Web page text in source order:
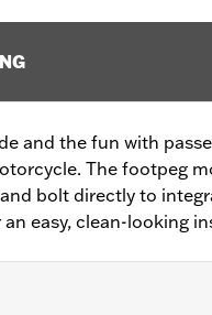
and the fun with
The footpeg
bolt directly to
easy, clean-looking